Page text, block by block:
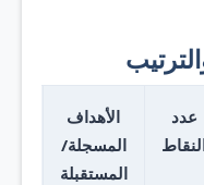
عدد
الأهداف
المسجلة/
المستقبلة